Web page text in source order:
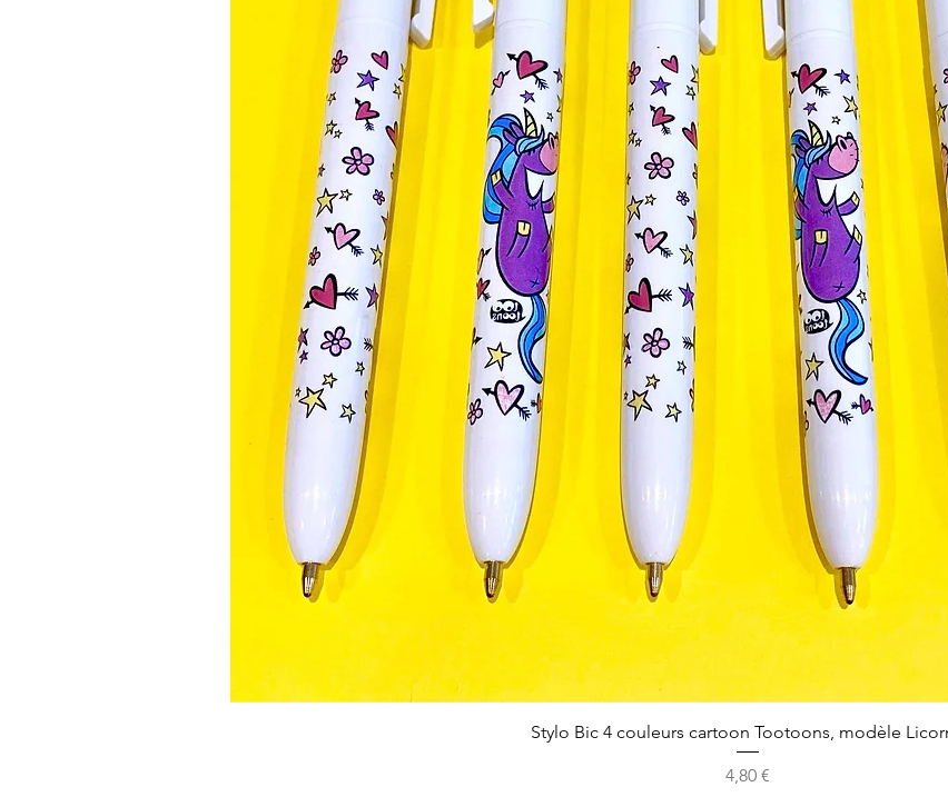
Stylo Bic 4 couleurs cartoon Tootoons, modèle
Prix
4,80 €